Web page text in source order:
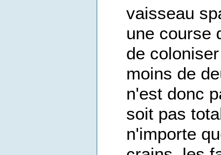
vaisseau
une course
de
moins de
n'est donc
soit pas
n'importe